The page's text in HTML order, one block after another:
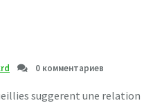
0 комментариев
suggerent une relation